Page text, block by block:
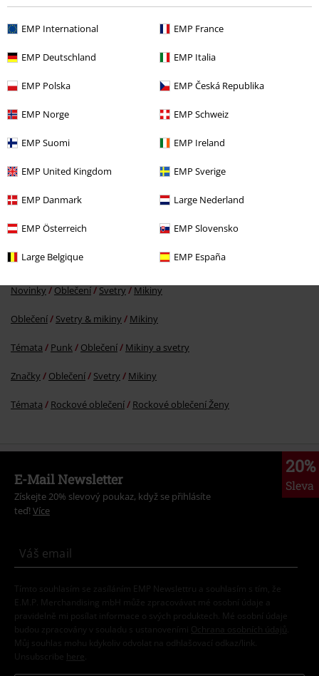
EMP International EMP France
EMP Deutschland EMP Italia
EMP Polska EMP Česká Republika
EMP Norge EMP Schweiz
EMP Suomi EMP Ireland
EMP United Kingdom EMP Sverige
EMP Danmark Large Nederland
EMP Österreich EMP Slovensko
Large Belgique EMP España
Naposledy navštívené
Novinky Oblečení Svetry Mikiny
Oblečení Svetry & mikiny Mikiny
Témata Punk Oblečení Mikiny a svetry
Značky Oblečení Svetry Mikiny
Témata Rockové oblečení Rockové oblečení Ženy
20%
Sleva
E-Mail Newsletter
Získejte 20% slevový poukaz, když se přihlásíte
teď! Více
Tímto souhlasím se zasíláním EMP Newslettru a souhlasím s tím, že
E.M.P. Merchandising mbH může zpracovávat mé osobní údaje a
pravidelně mi posílat informace o svých produktech. Mé osobní údaje
budou zpracovány v souladu s ustanoveními
Ochrana osobních údajů
Můj souhlas mohu kdykoliv odvolat na odhlašovací odkaz/link.
Unsubscribe here